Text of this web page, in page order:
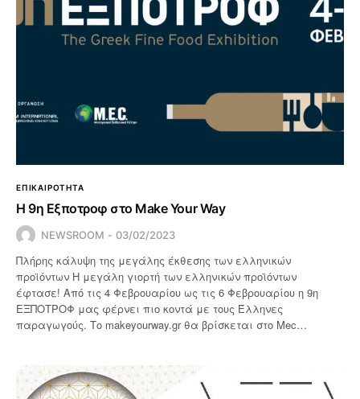
ΕΠΙΚΑΙΡΟΤΗΤΑ
Η 9η Εξποτροφ στο Make Your Way
NEWSROOM 03/02/2023
Πλήρης κάλυψη της μεγάλης έκθεσης των ελληνικών
προϊόντων Η μεγάλη γιορτή των ελληνικών προϊόντων
έφτασε! Από τις 4 Φεβρουαρίου ως τις 6 Φεβρουαρίου η 9η
ΕΞΠΟΤΡΟΦ μας φέρνει πιο κοντά με τους Έλληνες
παραγωγούς. Το makeyourway.gr θα βρίσκεται στο Mec…